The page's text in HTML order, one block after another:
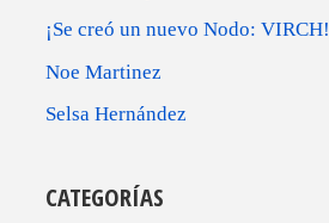
¡Se creó un nuevo Nodo: VIRCH!
Noe Martinez
Selsa Hernández
CATEGORÍAS